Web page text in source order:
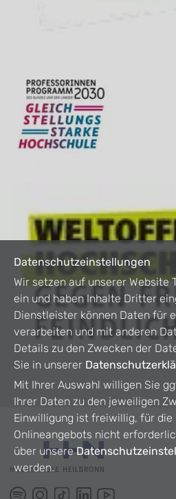
Datenschutzeinstellungen
Wir setzen auf unserer Website
ein und haben Inhalte Dritter
Dienstleister können Daten für
verarbeiten und mit anderen
Details zu den Zwecken der
Sie in unserer
Mit Ihrer Auswahl willigen Sie
Ihrer Daten zu den jeweiligen
Einwilligung ist freiwillig, für die
Onlineangebots nicht
über unsere
werden.